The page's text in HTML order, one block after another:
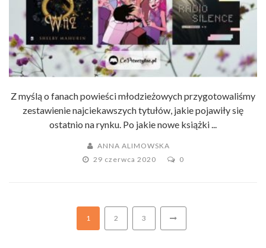
Z myślą o fanach powieści młodzieżowych przygotowaliśmy
zestawienie najciekawszych tytułów, jakie pojawiły się
ostatnio na rynku. Po jakie nowe książki ...
ANNA ALIMOWSKA
29 czerwca 2020
0
1 2 3